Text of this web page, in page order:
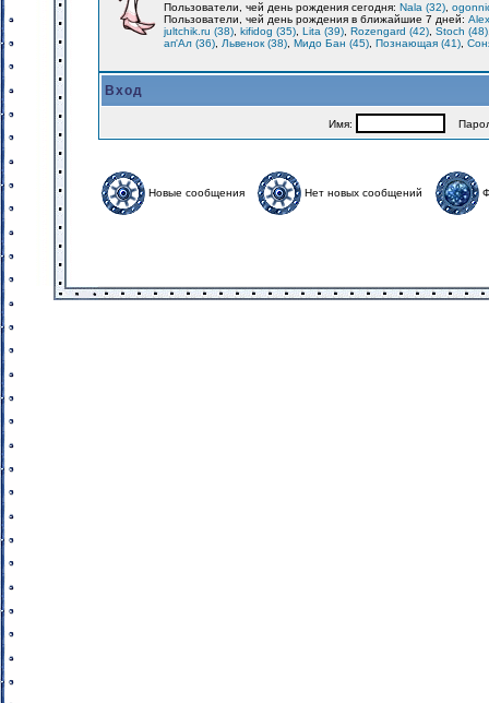
Пользователи, чей день рождения сегодня: Nala (32)
Пользователи, чей день рождения в ближайшие 7 дней:
jultchik.ru (38) kifidog (35) Lita (39) Rozengard (42) Stoch (48)
ап'Ал (36)
Львенок (38) Мидо Бан (45) Познающая (41)
Вход
Имя:
Новые сообщения Нет новых сообщений